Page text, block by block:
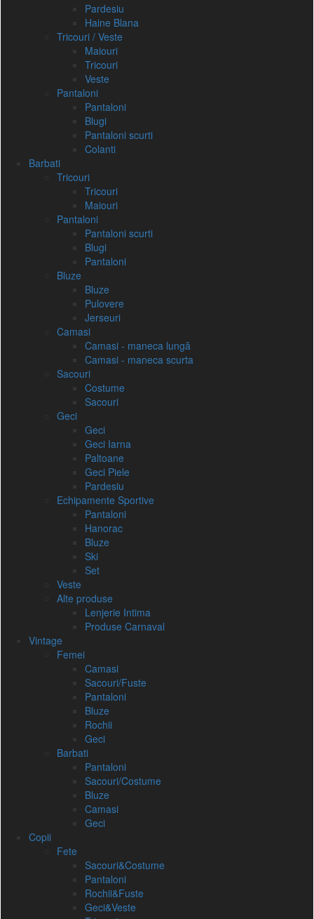
Pardesiu
Haine Blana
Tricouri / Veste
Maiouri
Tricouri
Veste
Pantaloni
Pantaloni
Blugi
Pantaloni scurti
Colanti
Barbati
Tricouri
Tricouri
Maiouri
Pantaloni
Pantaloni scurti
Blugi
Pantaloni
Bluze
Bluze
Pulovere
Jerseuri
Camasi
Camasi - maneca lungă
Camasi - maneca scurta
Sacouri
Costume
Sacouri
Geci
Geci
Geci Iarna
Paltoane
Geci Piele
Pardesiu
Echipamente Sportive
Pantaloni
Hanorac
Bluze
Ski
Set
Veste
Alte produse
Lenjerie Intima
Produse Carnaval
Vintage
Femei
Camasi
Sacouri/Fuste
Pantaloni
Bluze
Rochii
Geci
Barbati
Pantaloni
Sacouri/Costume
Bluze
Camasi
Geci
Copii
Fete
Sacouri&Costume
Pantaloni
Rochii&Fuste
Geci&Veste